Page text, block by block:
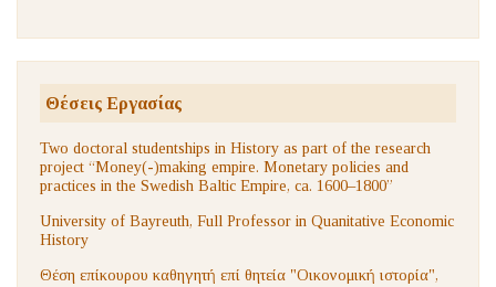
Θέσεις Εργασίας
Two doctoral studentships in History as part of the research
project “Money(-)making empire. Monetary policies and
practices in the Swedish Baltic Empire, ca. 1600–1800”
University of Bayreuth, Full Professor in Quanitative Economic
History
Θέση επίκουρου καθηγητή επί θητεία "Οικονομική ιστορία",